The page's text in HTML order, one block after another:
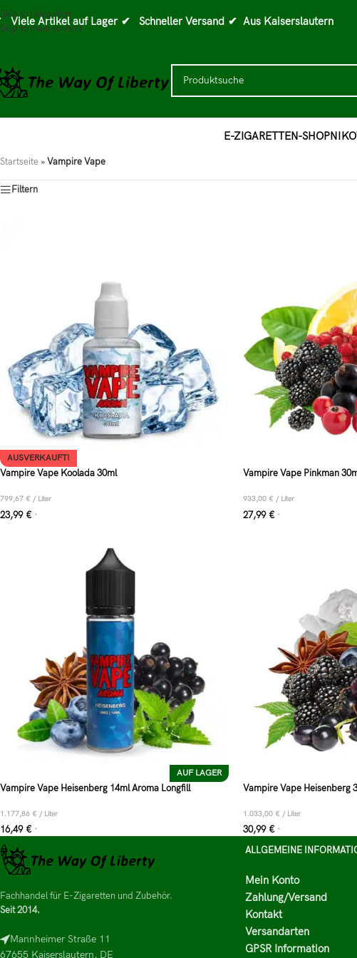
Skip to navigation
Skip to main content
Viele Artikel auf Lager ✔ Schneller Versand ✔ Aus Kaiserslautern
E-ZIGARETTEN-SHOP
Startseite »Vampire Vape
Filtern
AUSVERKAUFT!
Vampire Vape Koolada 30ml
799,67 € / Liter
23,99 € *
Vampire Vape Pinkman
933,00 € / Liter
27,99 € *
AUF LAGER
Vampire Vape Heisenberg 14ml Aroma Longfill
1.177,86 € / Liter
16,49 € *
Vampire Vape Heisenberg
1.033,00 € / Liter
30,99 € *
Fachhandel für E-Zigaretten und Zubehör.
Seit 2014.
Mannheimer Straße 11
67655 Kaiserslautern, DE
ALLGEMEINE
Mein Konto
Zahlung/Versand
Kontakt
Versandarten
GPSR Information